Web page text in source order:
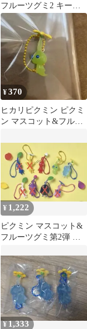
フルーツグミ2 キーホ
ルダー セット
¥370
ヒカリピクミン ピクミ
ン マスコット&フルー
¥ 1,222
ピクミン マスコット&
フルーツグミ第2弾 ボ
¥1,333